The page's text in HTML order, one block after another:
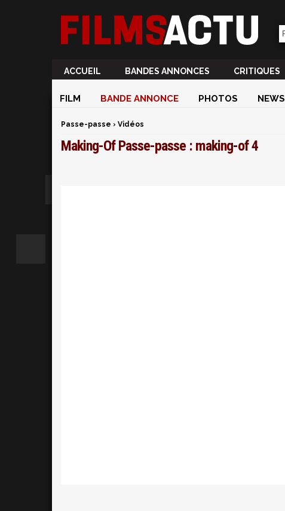
ACCUEIL BANDES ANNONCES CRITIQUES
FILM BANDE ANNONCE PHOTOS NEWS
Passe-passe › Vidéos
Making-Of Passe-passe : making-of 4